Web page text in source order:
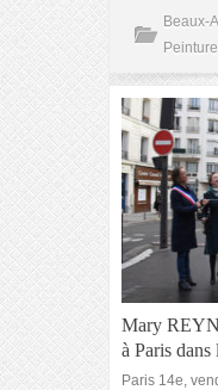
Beaux-
Peinture
Mary
à Paris dans
Paris 14e,